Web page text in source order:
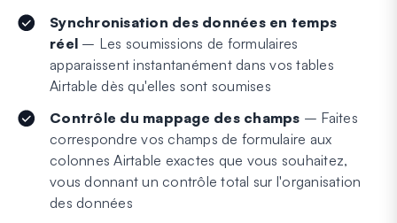
Synchronisation des données en temps
réel – Les soumissions de formulaires
apparaissent instantanément dans vos tables
Airtable dès qu'elles sont soumises
Contrôle du mappage des champs – Faites
correspondre vos champs de formulaire aux
colonnes Airtable exactes que vous souhaitez,
vous donnant un contrôle total sur l'organisation
des données